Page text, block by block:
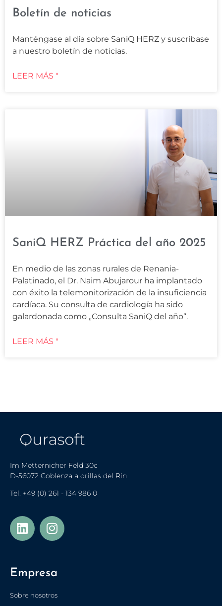
Boletín de noticias
Manténgase al día sobre SaniQ HERZ y suscríbase
a nuestro boletín de noticias.
LEER MÁS "
SaniQ HERZ Práctica del año 2025
En medio de las zonas rurales de Renania-
Palatinado, el Dr. Naim Abujarour ha implantado
con éxito la telemonitorización de la insuficiencia
cardíaca. Su consulta de cardiología ha sido
galardonada como „Consulta SaniQ del año“.
LEER MÁS "
Im Metternicher Feld 30c
D-56072 Coblenza a orillas del Rin
Tel. +49 (0) 261 - 134 986 0
Empresa
Sobre nosotros